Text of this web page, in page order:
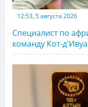
12:53, 5 августа 2026
Специалист по
команду Кот-